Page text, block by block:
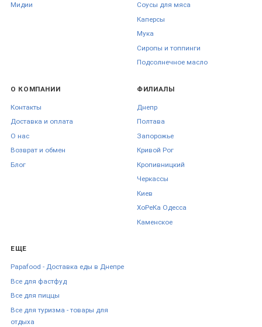
Мидии
Соусы для мяса
Каперсы
Мука
Сиропы и топпинги
Подсолнечное масло
О КОМПАНИИ
Контакты
Доставка и оплата
О нас
Возврат и обмен
Блог
ФИЛИАЛЫ
Днепр
Полтава
Запорожье
Кривой Рог
Кропивницкий
Черкаcсы
Киев
ХоРеКа Одесса
Каменское
ЕЩЕ
Papafood - Доставка еды в Днепре
Все для фастфуд
Все для пиццы
Все для туризма - товары для
отдыха